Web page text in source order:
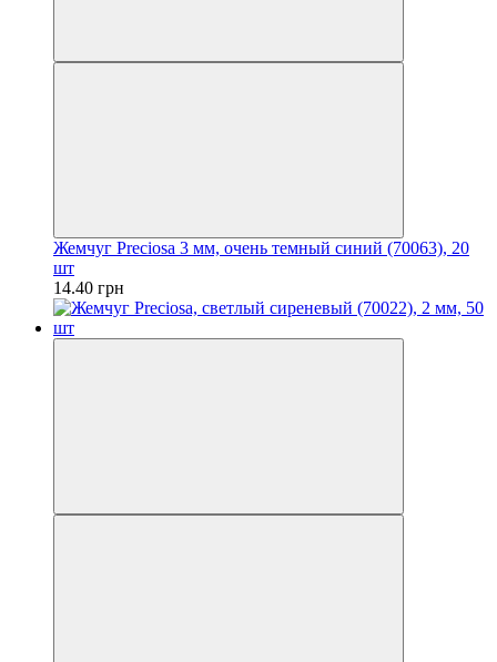
Жемчуг Preciosa 3 мм, очень темный синий (70063), 20
шт
14.40 грн